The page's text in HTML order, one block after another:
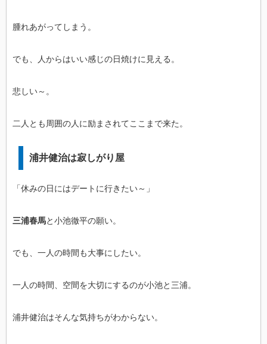
腫れあがってしまう。
でも、人からはいい感じの日焼けに見える。
悲しい～。
二人とも周囲の人に励まされてここまで来た。
浦井健治は寂しがり屋
「休みの日にはデートに行きたい～」
三浦春馬と小池徹平の願い。
でも、一人の時間も大事にしたい。
一人の時間、空間を大切にするのが小池と三浦。
浦井健治はそんな気持ちがわからない。